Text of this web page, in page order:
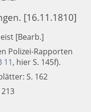
[16.11.1810]
[Bearb.]
Polizei-Rapporten
11, hier S. 145f).
S. 162